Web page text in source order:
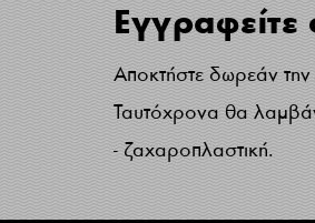
Αποκτήστε δωρεάν
Ταυτόχρονα θα
- ζαχαροπλαστική.